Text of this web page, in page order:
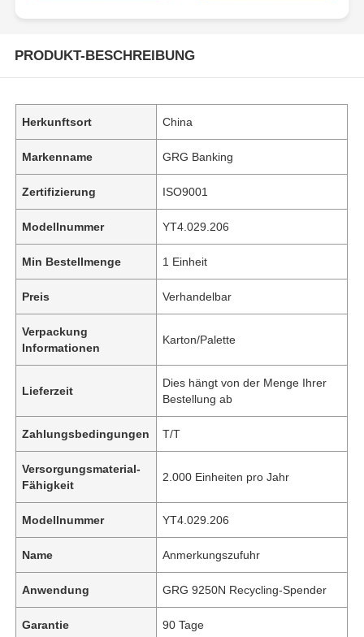
PRODUKT-BESCHREIBUNG
Herkunftsort China
Markenname GRG Banking
Zertifizierung ISO9001
Modellnummer YT4.029.206
Min Bestellmenge 1 Einheit
Preis Verhandelbar
Verpackung
Informationen
Karton/Palette
Lieferzeit
Dies hängt von der Menge Ihrer
Bestellung ab
Zahlungsbedingungen T/T
Versorgungsmaterial-
Fähigkeit
2.000 Einheiten pro Jahr
Modellnummer YT4.029.206
Name Anmerkungszufuhr
Anwendung GRG 9250N Recycling-Spender
Garantie 90 Tage